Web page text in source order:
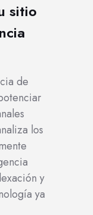
sitio
de
los
y
ya